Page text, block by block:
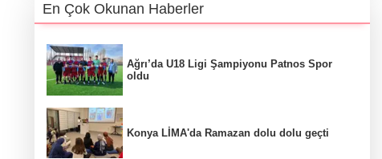
En Çok Okunan Haberler
Ağrı’da U18 Ligi Şampiyonu Patnos Spor
oldu
Konya LİMA'da Ramazan dolu dolu geçti